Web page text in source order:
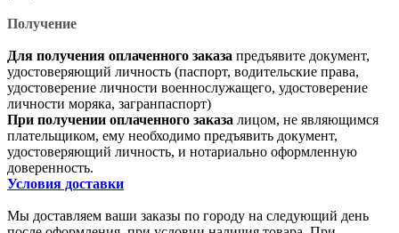
Получение
Для получения оплаченного заказа предъявите документ,
удостоверяющий личность (паспорт, водительские права,
удостоверение личности военнослужащего, удостоверение
личности моряка, загранпаспорт)
При получении оплаченного заказа лицом, не являющимся
плательщиком, ему необходимо предъявить документ,
удостоверяющий личность, и нотариально оформленную
доверенность.
Условия доставки
Мы доставляем ваши заказы по городу на следующий день